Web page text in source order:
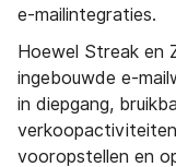
e-mailintegraties.
Hoewel Streak en
ingebouwde e-
in diepgang,
vooropstellen en